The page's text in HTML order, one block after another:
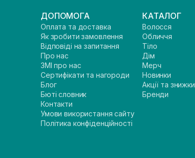
ДОПОМОГА
Оплата та доставка
Як зробити замовлення
Відповіді на запитання
Про нас
ЗМІ про нас
Сертифікати та нагороди
Блог
Бюті словник
Контакти
Умови використання сайту
Політика конфіденційності
КАТАЛОГ
Волосся
Обличчя
Тіло
Дім
Мерч
Новинки
Акції та знижки
Бренди